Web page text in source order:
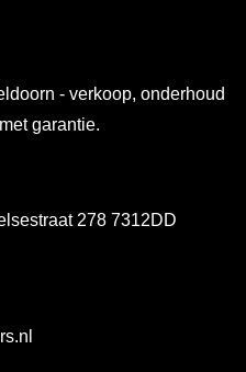
- verkoop, onderhoud
garantie.
278 7312DD